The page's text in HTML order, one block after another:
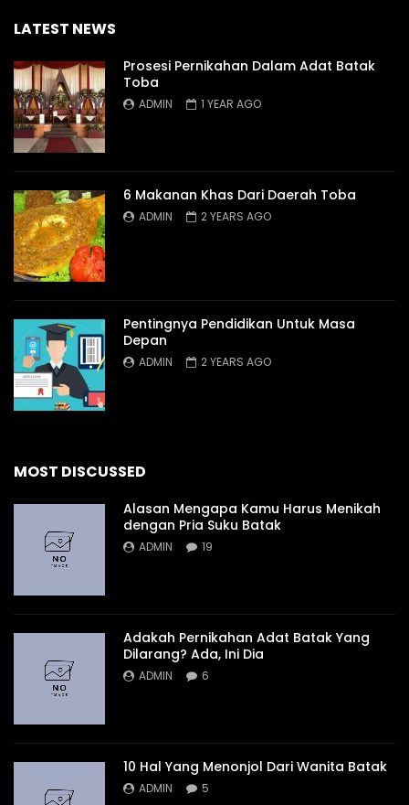
LATEST NEWS
Prosesi Pernikahan Dalam Adat Batak
Toba
ADMIN 1 YEAR AGO
6 Makanan Khas Dari Daerah Toba
ADMIN 2 YEARS AGO
Pentingnya Pendidikan Untuk Masa
Depan
ADMIN 2 YEARS AGO
MOST DISCUSSED
Alasan Mengapa Kamu Harus Menikah
dengan Pria Suku Batak
ADMIN 19
Adakah Pernikahan Adat Batak Yang
Dilarang? Ada, Ini Dia
ADMIN 6
10 Hal Yang Menonjol Dari Wanita Batak
ADMIN 5